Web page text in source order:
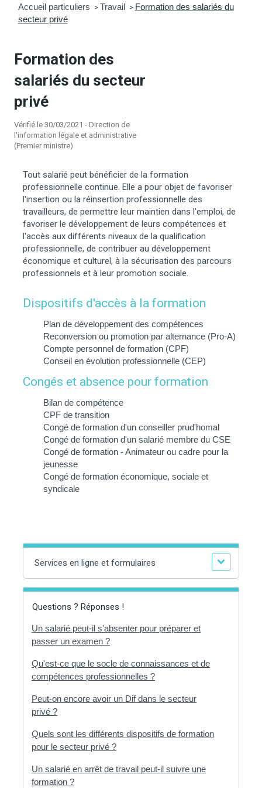
municipaux
sur la commune
d’urbanisme
voirie, arrêté de circulation et
domaine public
la commune
Accueil particuliers > Travail > Formation des salariés du
secteur privé
Formation des
salariés du secteur
privé
Vérifié le 30/03/2021 - Direction de
l'information légale et administrative
(Premier ministre)
Tout salarié peut bénéficier de la formation
professionnelle continue. Elle a pour objet de favoriser
l'insertion ou la réinsertion professionnelle des
travailleurs, de permettre leur maintien dans l'emploi, de
favoriser le développement de leurs compétences et
l'accès aux différents niveaux de la qualification
professionnelle, de contribuer au développement
économique et culturel, à la sécurisation des parcours
professionnels et à leur promotion sociale.
Dispositifs d'accès à la formation
Plan de développement des compétences
Reconversion ou promotion par alternance (Pro-A)
Compte personnel de formation (CPF)
Conseil en évolution professionnelle (CEP)
Congés et absence pour formation
Bilan de compétence
CPF de transition
Congé de formation d'un conseiller prud'homal
Congé de formation d'un salarié membre du CSE
Congé de formation - Animateur ou cadre pour la
jeunesse
Congé de formation économique, sociale et
syndicale
Services en ligne et formulaires
Questions ? Réponses !
Un salarié peut-il s'absenter pour préparer et
passer un examen ?
Qu'est-ce que le socle de connaissances et de
compétences professionnelles ?
Peut-on encore avoir un Dif dans le secteur
privé ?
Quels sont les différents dispositifs de formation
pour le secteur privé ?
Un salarié en arrêt de travail peut-il suivre une
formation ?